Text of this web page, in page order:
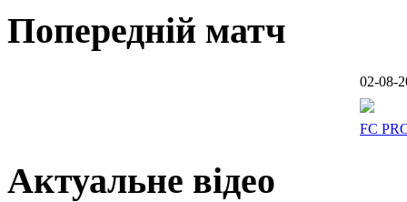
Попередній матч
02-08-
FC
Актуальне відео